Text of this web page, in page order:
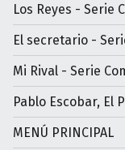
Los Reyes - Serie
El secretario -
Mi Rival - Serie
Pablo Escobar, El
MENÚ PRINCIPAL